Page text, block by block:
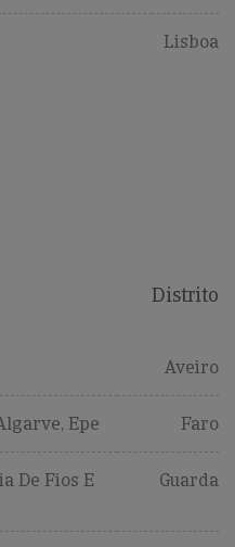
Lisboa
Distrito
Aveiro
Epe Faro
De Fios E
Guarda